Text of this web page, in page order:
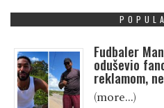
Fudbaler
oduševio
reklamom,
(more…)